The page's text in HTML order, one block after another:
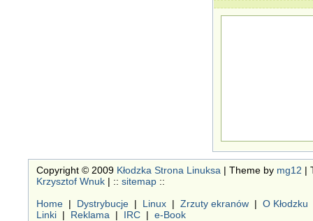
Copyright © 2009 Kłodzka Strona Linuksa | Theme by mg12 |
Krzysztof Wnuk | :: sitemap ::
Home | Dystrybucje | Linux | Zrzuty ekranów | O Kłodzku
Linki | Reklama | IRC | e-Book